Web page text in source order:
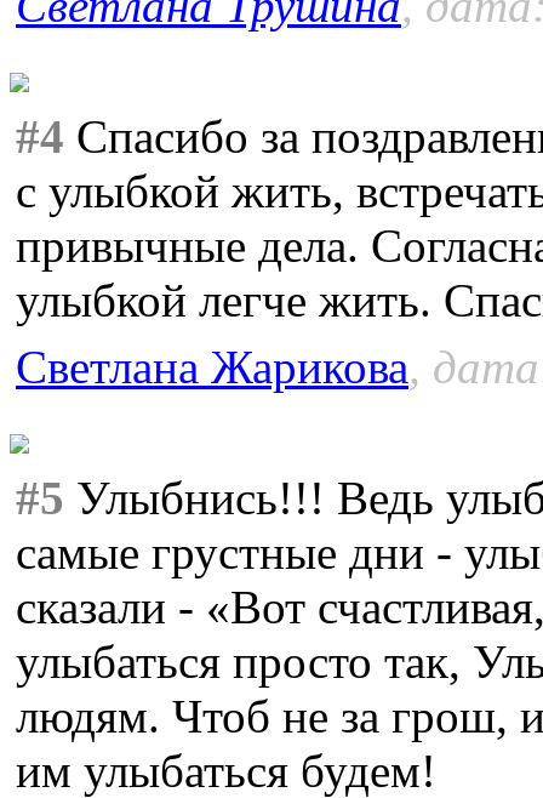
#4 Спасибо за
с улыбкой жить,
привычные дела.
улыбкой легче жить.
Светлана Жарикова,
#5 Улыбнись!!! Ведь
самые грустные дни -
сказали - «Вот
улыбаться просто так,
людям. Чтоб не за грош,
им улыбаться будем!